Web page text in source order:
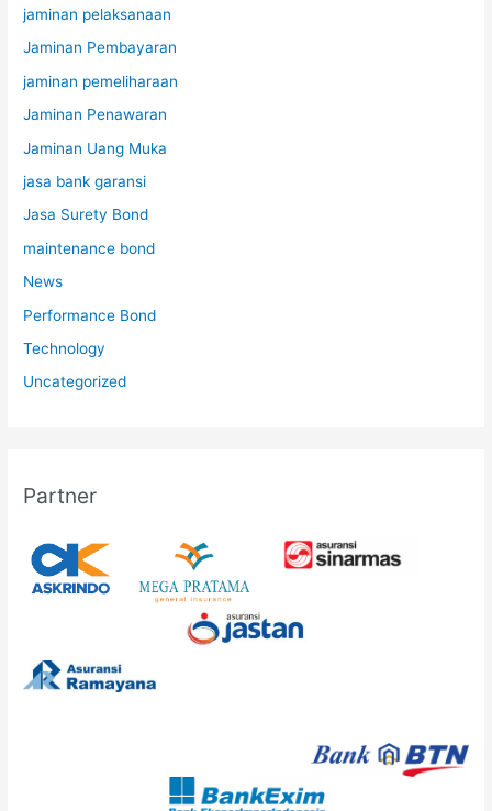
jaminan pelaksanaan
Jaminan Pembayaran
jaminan pemeliharaan
Jaminan Penawaran
Jaminan Uang Muka
jasa bank garansi
Jasa Surety Bond
maintenance bond
News
Performance Bond
Technology
Uncategorized
Partner